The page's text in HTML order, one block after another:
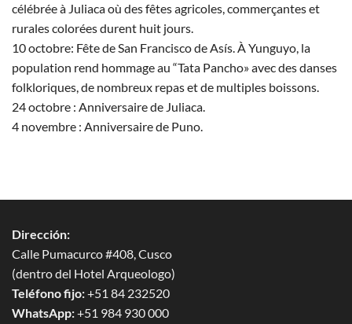
célébrée à Juliaca où des fêtes agricoles, commerçantes et
rurales colorées durent huit jours.
10 octobre: Fête de San Francisco de Asís. À Yunguyo, la
population rend hommage au “Tata Pancho» avec des danses
folkloriques, de nombreux repas et de multiples boissons.
24 octobre : Anniversaire de Juliaca.
4 novembre : Anniversaire de Puno.
Dirección:
Calle Pumacurco #408, Cusco
(dentro del Hotel Arqueologo)
Teléfono fijo:+51 84 232520
WhatsApp:+51 984 930 000